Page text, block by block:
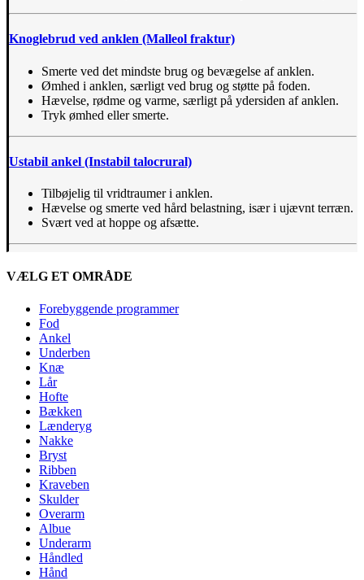
Knoglebrud ved anklen (Malleol fraktur)
Smerte ved det mindste brug og bevægelse af anklen.
Ømhed i anklen, særligt ved brug og støtte på foden.
Hævelse, rødme og varme, særligt på ydersiden af anklen.
Tryk ømhed eller smerte.
Ustabil ankel (Instabil talocrural)
Tilbøjelig til vridtraumer i anklen.
Hævelse og smerte ved hård belastning, især i ujævnt terræn.
Svært ved at hoppe og afsætte.
VÆLG ET OMRÅDE
Forebyggende programmer
Fod
Ankel
Underben
Knæ
Lår
Hofte
Bækken
Lænderyg
Nakke
Bryst
Ribben
Kraveben
Skulder
Overarm
Albue
Underarm
Håndled
Hånd